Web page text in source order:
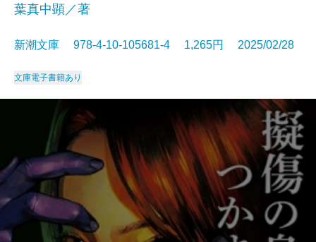
葉真中顕／著
新潮文庫 978-4-10-105681-4 1,265円 2025/02/28
文庫電子書籍あり